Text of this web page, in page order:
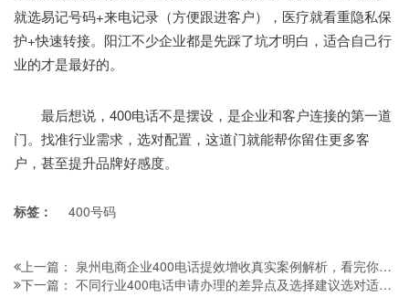
就选易记号码+来电记录（方便跟进客户），医疗就看重隐私保
护+快速转接。阳江不少企业都是先踩了坑才明白，适合自己行
业的才是最好的。
最后想说，400电话不是摆设，是企业和客户连接的第一道
门。找准行业需求，选对配置，这道门就能帮你留住更多客
户，甚至提升品牌好感度。
标签： 400号码
上一篇： 泉州电商企业400电话提效增收真实案例解析，看完你也能复制同款操作！
下一篇： 不同行业400电话申请办理的差异点及选择建议选对适配方案才是企业加分项